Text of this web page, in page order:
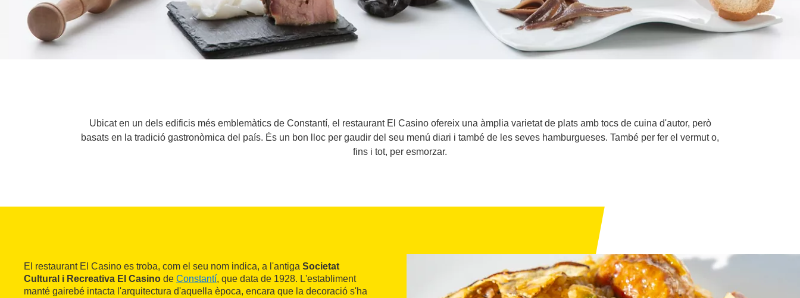
Ubicat en un dels edificis més emblemàtics de Constantí, el restaurant El Casino ofereix una àmplia varietat de plats amb tocs de cuina d'autor, però
basats en la tradició gastronòmica del país. És un bon lloc per gaudir del seu menú diari i també de les seves hamburgueses. També per fer el vermut o,
fins i tot, per esmorzar.
El restaurant El Casino es troba, com el seu nom indica, a l'antiga Societat
Cultural i Recreativa El Casino de Constantí, que data de 1928. L'establiment
manté gairebé intacta l'arquitectura d'aquella època, encara que la decoració s'ha